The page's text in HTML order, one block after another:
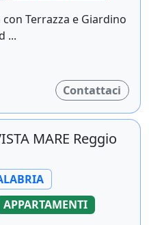
Terrazza e Giardino
...
Contattaci
MARE Reggio
APPARTAMENTI